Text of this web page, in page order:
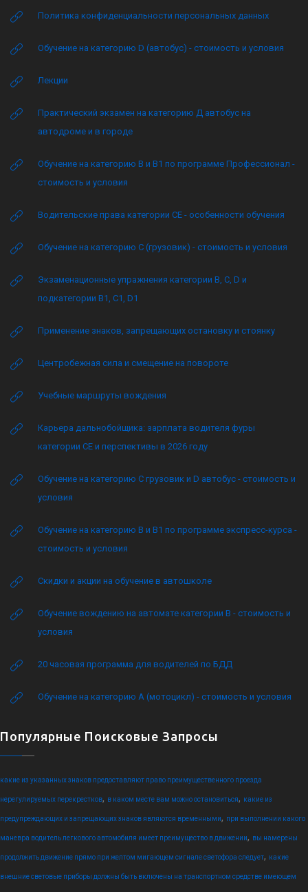
Политика конфиденциальности персональных данных
Обучение на категорию D (автобус) - стоимость и условия
Лекции
Практический экзамен на категорию Д автобус на
автодроме и в городе
Обучение на категорию B и B1 по программе Профессионал -
стоимость и условия
Водительские права категории CE - особенности обучения
Обучение на категорию C (грузовик) - стоимость и условия
Экзаменационные упражнения категории B, C, D и
подкатегории B1, C1, D1
Применение знаков, запрещающих остановку и стоянку
Центробежная сила и смещение на повороте
Учебные маршруты вождения
Карьера дальнобойщика: зарплата водителя фуры
категории CE и перспективы в 2026 году
Обучение на категорию C грузовик и D автобус - стоимость и
условия
Обучение на категорию B и B1 по программе экспресс-курса -
стоимость и условия
Скидки и акции на обучение в автошколе
Обучение вождению на автомате категории B - стоимость и
условия
20 часовая программа для водителей по БДД
Обучение на категорию А (мотоцикл) - стоимость и условия
Популярные Поисковые Запросы
какие из указанных знаков предоставляют право преимущественного проезда
нерегулируемых перекрестков, в каком месте вам можно остановиться, какие из
предупреждающих и запрещающих знаков являются временными, при выполнении какого
маневра водитель легкового автомобиля имеет преимущество в движении, вы намерены
продолжить движение прямо при желтом мигающем сигнале светофора следует, какие
внешние световые приборы должны быть включены на транспортном средстве имеющем